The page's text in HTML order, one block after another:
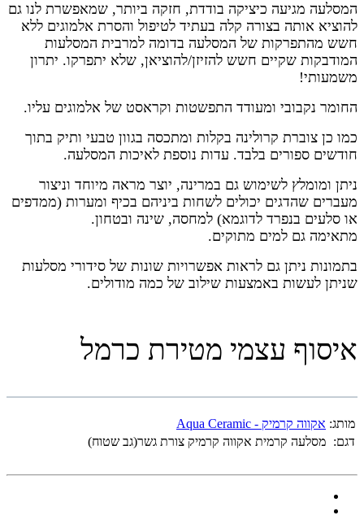
המסלעה מגיעה כיציקה בודדת, חזקה ביותר, שמאפשרת לנו גם
להוציא אותה בצורה קלה בעתיד לטיפול והסרת אלמוגים ללא
חשש מהתפרקות של המסלעה בדומה למרבית המסלעות
המודבקות שקיים חשש להזיזן/להוציאן, שלא יתפרקו. יתרון
משמעותי!
החומר נקבובי ומעודד התפשטות וקראסט של אלמוגים עליו.
כמו כן צוברת קרולינה בקלות ומתכסה בגוון טבעי ותיק בתוך
חודשים ספורים בלבד. עדות נוספת לאיכות המסלעה.
ניתן ומומלץ לשימוש גם במרינה, יוצר מראה מיוחד וניצור
מעברים שהדגים יכולים לשחות ביניהם בכיף ומערות (ממדפים
או סלעים בנפרד לדוגמא) למחסה, שינה ובטחון.
מתאימה גם למים מתוקים.
בתמונות ניתן גם לראות אפשרויות שונות של סידורי מסלעות
שניתן לעשות באמצעות שילוב של כמה מודולים.
איסוף עצמי מטירת כרמל
מותג: אקווה קרמיק - Aqua Ceramic
דגם: מסלעה קרמית אקווה קרמיק צורת גשר(גב שטוח)